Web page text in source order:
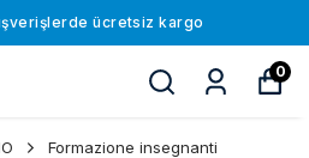
ücretsiz kargo
0
Formazione insegnanti